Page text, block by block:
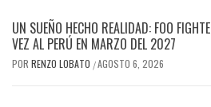
UN SUEÑO HECHO REALIDAD: FOO
VEZ AL PERÚ EN MARZO DEL 2027
POR RENZO LOBATO /AGOSTO 6, 2026